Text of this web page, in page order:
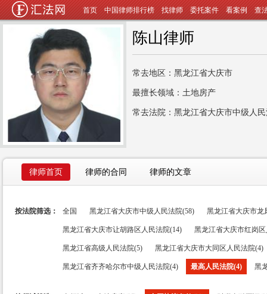
首页 中国律师排行榜 找律师 委托案件 看案例 查
陈山律师
常去地区：黑龙江省大庆市
最擅长领域：土地房产
常去法院：黑龙江省大庆市中级人
律师首页 律师的合同 律师的文章
按法院筛选： 全国 黑龙江省大庆市中级人民法院(58) 黑龙江省大庆市龙
黑龙江省大庆市让胡路区人民法院(14) 黑龙江省大庆市红岗
黑龙江省高级人民法院(5) 黑龙江省大庆市大同区人民法院(4)
黑龙江省齐齐哈尔市中级人民法院(4) 最高人民法院(4) 黑